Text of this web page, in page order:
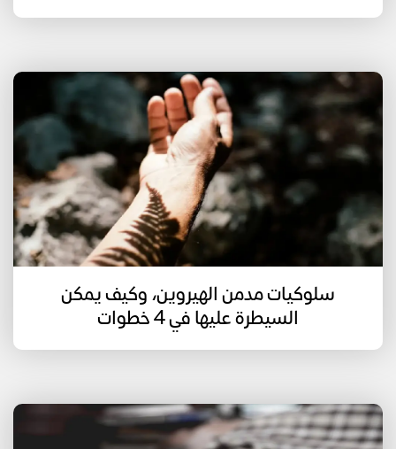
سلوكيات مدمن الهيروين، وكيف يمكن
السيطرة عليها في 4 خطوات